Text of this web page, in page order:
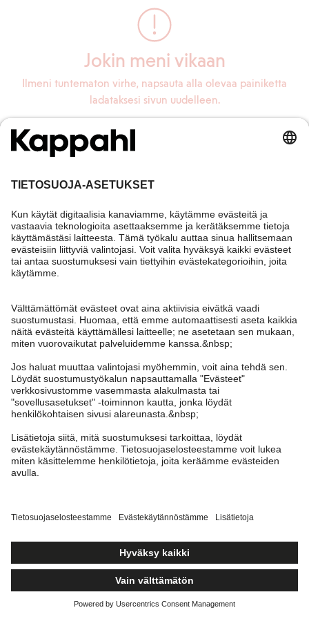
Jokin meni vikaan
Ilmeni tuntematon virhe, napsauta alla olevaa painiketta
ladataksesi sivun uudelleen.
Lataa sivu uudelleen